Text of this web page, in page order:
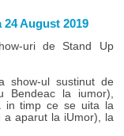
August 2019
uri de Stand Up
show-ul sustinut de
Bendeac la iumor),
in timp ce se uita la
a aparut la iUmor), la